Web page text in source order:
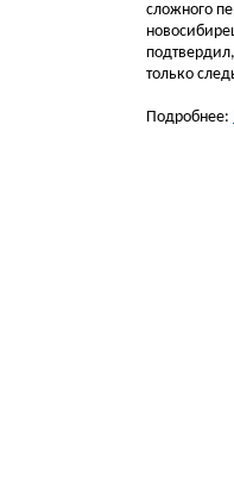
сложного
только
Подробнее: